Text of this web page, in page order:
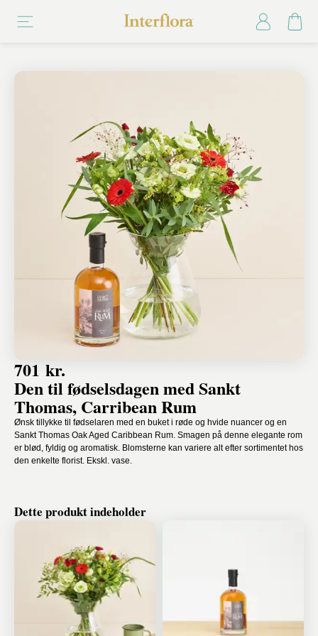
701 kr.
Den til fødselsdagen med Sankt
Thomas, Carribean Rum
Ønsk tillykke til fødselaren med en buket i røde og hvide nuancer og en
Sankt Thomas Oak Aged Caribbean Rum. Smagen på denne elegante rom
er blød, fyldig og aromatisk. Blomsterne kan variere alt efter sortimentet hos
den enkelte florist. Ekskl. vase.
Dette produkt indeholder